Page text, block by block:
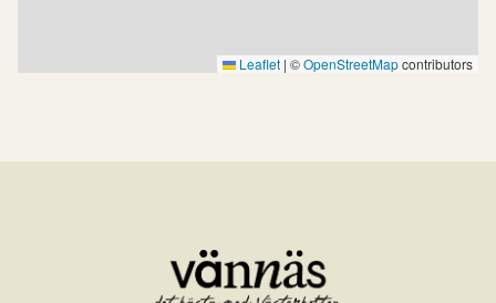
Leaflet | ©OpenStreetMapcontributors